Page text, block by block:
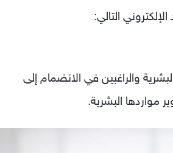
الإلكتروني التالي:
والراغبين في الانضمام إلى
البشرية.